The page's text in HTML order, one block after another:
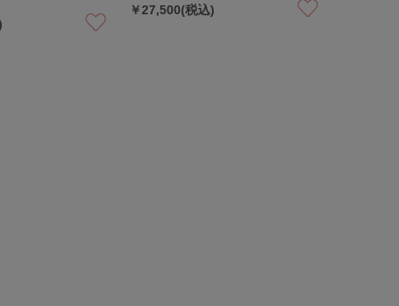
￥27,500(税込)